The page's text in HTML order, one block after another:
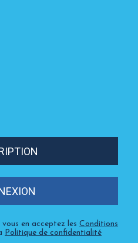
en acceptez les Conditions
Politique de confidentialité